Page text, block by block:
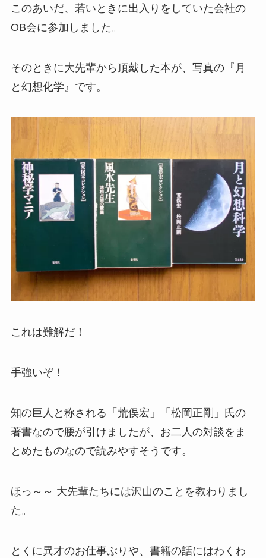
このあいだ、若いときに出入りをしていた会社の
OB会に参加しました。
そのときに大先輩から頂戴した本が、写真の『月
と幻想化学』です。
これは難解だ！
手強いぞ！
知の巨人と称される「荒俣宏」「松岡正剛」氏の
著書なので腰が引けましたが、お二人の対談をま
とめたものなので読みやすそうです。
ほっ～～ 大先輩たちには沢山のことを教わりまし
た。
とくに異才のお仕事ぶりや、書籍の話にはわくわ